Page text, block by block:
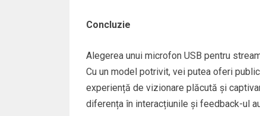
Concluzie
Alegerea unui microfon USB pentru
Cu un model potrivit, vei putea oferi
experiență de vizionare plăcută și
diferența în interacțiunile și feedback-ul